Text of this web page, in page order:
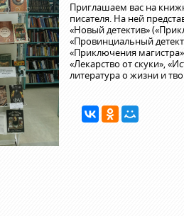
Приглашаем вас на
писателя. На ней
«Новый детектив»
«Провинциальный
«Приключения
«Лекарство от скуки»,
литература о жизни и